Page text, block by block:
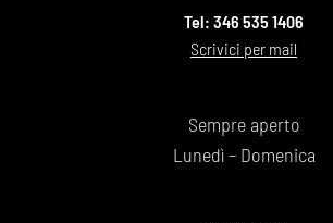
Tel: 346 535 1406
Scrivici per mail
Sempre aperto
Lunedì – Domenica